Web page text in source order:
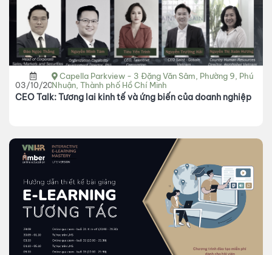
03/10/2023
Capella Parkview - 3 Đặng Văn Sâm, Phường 9, Phú
Nhuận, Thành phố Hồ Chí Minh
CEO Talk: Tương lai kinh tế và ứng biến của doanh nghiệp